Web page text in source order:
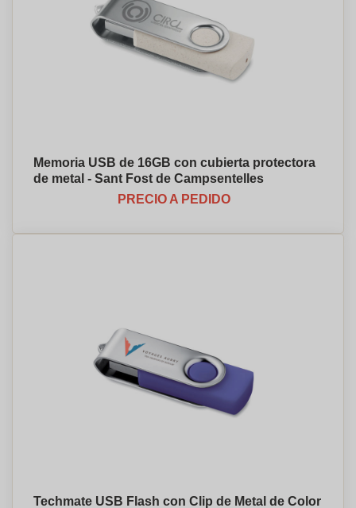
Memoria USB de 16GB con cubierta protectora
de metal - Sant Fost de Campsentelles
PRECIO A PEDIDO
Techmate USB Flash con Clip de Metal de Color